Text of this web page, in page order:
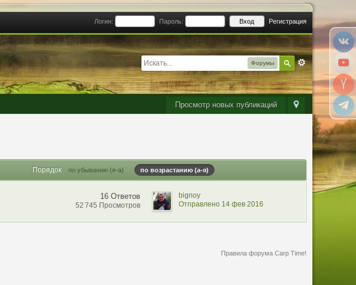
Логин: Пароль: Регистрация
Форумы
Просмотр новых публикаций
Порядок по убыванию (я-а) по возрастанию (а-я)
16 Ответов
52 745 Просмотров
bignoy
Отправлено 14 фев 2016
Правила форума Carp Time!